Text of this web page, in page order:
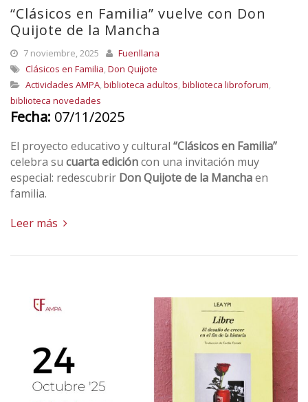
“Clásicos en Familia” vuelve con Don
Quijote de la Mancha
7 noviembre, 2025
Fuenllana
Clásicos en Familia, Don Quijote
Actividades AMPA, biblioteca adultos, biblioteca libroforum,
biblioteca novedades
Fecha: 07/11/2025
El proyecto educativo y cultural “Clásicos en Familia”
celebra su cuarta edicióncon una invitación muy
especial: redescubrir Don Quijote de la Manchaen
familia.
Leer más